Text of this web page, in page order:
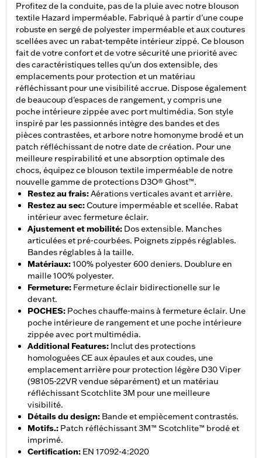
Profitez de la conduite, pas de la pluie avec notre blouson
textile Hazard imperméable. Fabriqué à partir d'une coupe
robuste en sergé de polyester imperméable et aux coutures
scellées avec un rabat-tempête intérieur zippé. Ce blouson
fait de votre confort et de votre sécurité une priorité avec
des caractéristiques telles qu'un dos extensible, des
emplacements pour protection et un matériau
réfléchissant pour une visibilité accrue. Dispose également
de beaucoup d'espaces de rangement, y compris une
poche intérieure zippée avec port multimédia. Son style
inspiré par les passionnés intègre des bandes et des
pièces contrastées, et arbore notre homonyme brodé et un
patch réfléchissant de notre date de création. Pour une
meilleure respirabilité et une absorption optimale des
chocs, équipez ce blouson textile imperméable de notre
nouvelle gamme de protections D3O® Ghost™.
Restez au frais:Aérations verticales avant et arrière.
Restez au sec:Couture imperméable et scellée. Rabat
intérieur avec fermeture éclair.
Ajustement et mobilité: Dos extensible. Manches
articulées et pré-courbées. Poignets zippés réglables.
Bandes réglables à la taille.
Matériaux:100% polyester 600 deniers. Doublure en
maille 100% polyester.
Fermeture: Fermeture éclair bidirectionelle sur le
devant.
POCHES: Poches chauffe-mains à fermeture éclair. Une
poche intérieure de rangement et une poche intérieure
zippée avec port multimédia.
Additional Features: Inclut des protections
homologuées CE aux épaules et aux coudes, une
emplacement arrière pour protection légère D30 Viper
(98105-22VR vendue séparément) et un matériau
réfléchissant Scotchlite 3M pour une meilleure
visibilité.
Détails du design: Bande et empiècement contrastés.
Motifs.: Patch réfléchissant 3M™ Scotchlite™ brodé et
imprimé.
Certification: EN 17092-4:2020